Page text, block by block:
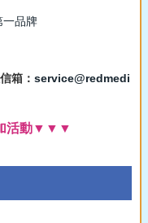
一品牌
箱： service@redmedi
活動▼▼▼